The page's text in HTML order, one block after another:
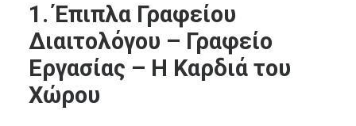
1. Έπιπλα Γραφείου
Διαιτολόγου – Γραφείο
Εργασίας – Η Καρδιά του
Χώρου